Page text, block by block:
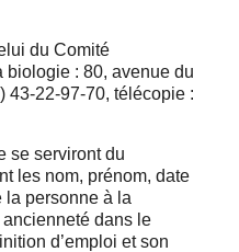
du Comité
: 80, avenue du
43-22-97-70, télécopie :
se serviront du
les nom, prénom, date
la personne à la
ancienneté dans le
d’emploi et son